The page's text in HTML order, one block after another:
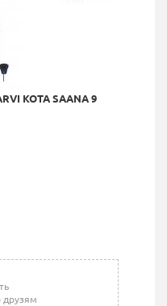
KOTA SAANA 9
друзям